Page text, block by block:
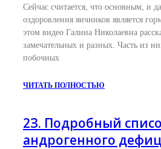
Сейчас считается, что основным, и
оздоровления яичников является
этом видео Галина Николаевна
замечательных и разных. Часть из
побочных
ЧИТАТЬ ПОЛНОСТЬЮ
2З. Подробный
андрогенного